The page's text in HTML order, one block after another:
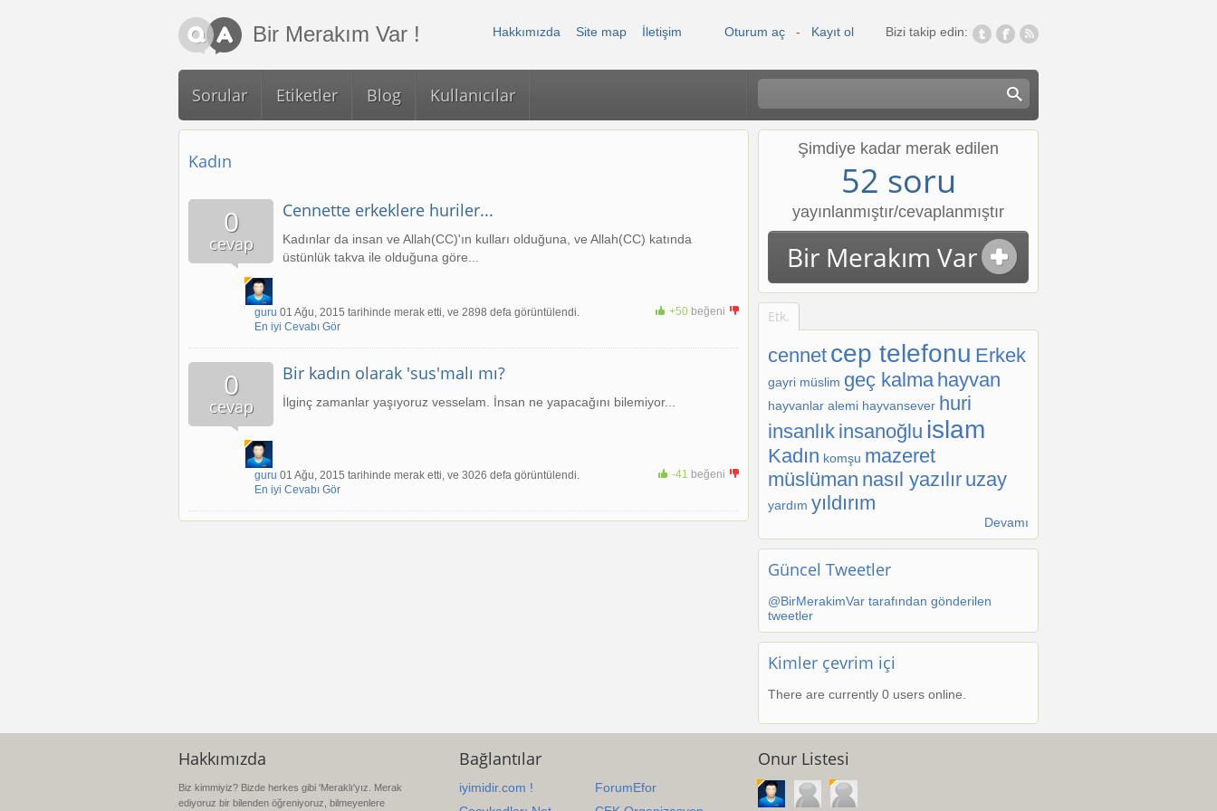
Bir Merakım Var ! Bizi takip edin:
Oturum aç - Kayıt ol
Hakkımızda Site map İletişim
Sorular Etiketler Blog Kullanıcılar
Kadın
0
cevap
Cennette erkeklere huriler...
Kadınlar da insan ve Allah(CC)'ın kulları olduğuna, ve Allah(CC) katında
üstünlük takva ile olduğuna göre...
+50 beğeni
guru 01 Ağu, 2015 tarihinde merak etti, ve 2898 defa görüntülendi.
En iyi Cevabı Gör
0
cevap
Bir kadın olarak 'sus'malı mı?
İlginç zamanlar yaşıyoruz vesselam. İnsan ne yapacağını bilemiyor...
-41 beğeni -1
guru 01 Ağu, 2015 tarihinde merak etti, ve 3026 defa görüntülendi.
En iyi Cevabı Gör
Şimdiye kadar merak edilen
52 soru
yayınlanmıştır/cevaplanmıştır
Bir Merakım Var
Etk.
cennet cep telefonu Erkek
gayri müslim geç kalma hayvan
hayvanlar alemi hayvansever huri
insanlık insanoğlu islam
Kadın komşu mazeret
müslüman nasıl yazılır uzay
yardım yıldırım
Devamı
Güncel Tweetler
@BirMerakimVar tarafından gönderilen
tweetler
Kimler çevrim içi
There are currently 0 users online.
Hakkımızda
Biz kimmiyiz? Bizde herkes gibi 'Meraklı'yız. Merak
ediyoruz bir bilenden öğreniyoruz, bilmeyenlere
Bağlantılar
iyimidir.com !
ForumEfor
Onur Listesi